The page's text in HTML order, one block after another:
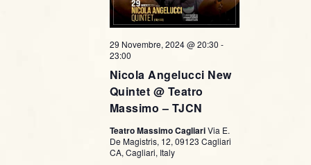
R
i
c
e
r
i
t
a
Nicola Angelucci New
Quintet @ Teatro
Massimo – TJCN
29 Novembre, 2024 @ 20:30 -
23:00
Teatro Massimo CagliariVia E.
De Magistris, 12, 09123 Cagliari
CA, Cagliari, Italy